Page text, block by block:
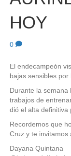
HOY
0
El endecampeón
bajas sensibles por
Durante la semana
trabajos de
dió el alta definitiva
Recordemos que
Cruz y te invitamos
Dayana Quintana